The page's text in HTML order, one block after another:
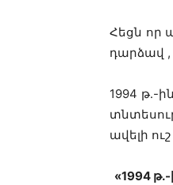
Հեցն որ
դարձավ ,
1994 թ․-
ավելի
«1994